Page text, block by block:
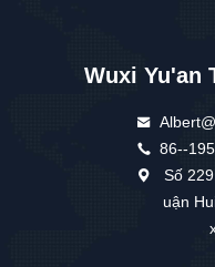
Wuxi Yu'an
86--
Số
uận